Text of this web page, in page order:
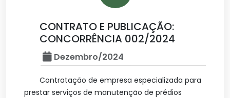
CONTRATO E PUBLICAÇÃO:
CONCORRÊNCIA 002/2024
Dezembro/2024
Contratação de empresa especializada para
prestar serviços de manutenção de prédios